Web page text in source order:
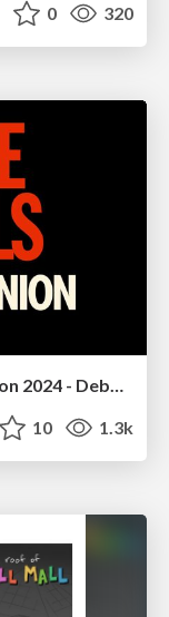
0 320
Chrome DevTools: State of the Union 2024 - Debugging React & Beyond
10 1.3k